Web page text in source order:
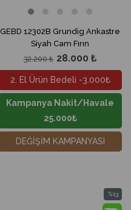
GEBD 12302B Grundig Ankastre
Siyah Cam Fırın
28.000 ₺
32.200 ₺
2. El Ürün Bedeli -3.000₺
Kampanya Nakit/Havale
25.000₺
DEĞİŞİM KAMPANYASI
%13
İndirim